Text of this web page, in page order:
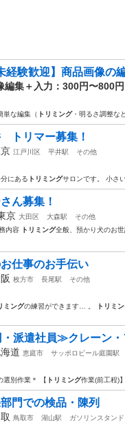
経験歓迎】商品画像の
編集＋入力：300円〜800円
単な編集（ トリミング・明るさ調整な
トリマー募集！
江戸川区 平井駅
その他
にある トリミングサロンです。 小さ
ん募集！
京 大田区 大森駅
その他
内容 トリミング全般、預かり犬のお
仕事のお手伝い
枚方市 長尾駅
その他
ミングの練習ができます… 。 トリミ
派遣社員≫クレーン・
道 恵庭市 サッポロビール庭園駅
選別作業＊ 【 トリミング作業(前工程)
門での検品・陳列
鳥取市 湖山駅 ガソリンスタンド